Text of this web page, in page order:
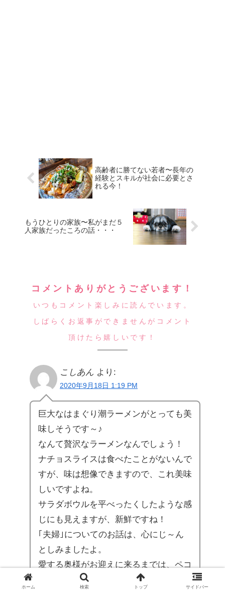
高齢者に勝てない若者〜長年の
経験とスキルが社会に必要とさ
れる今！
もうひとりの家族〜私がまだ５
人家族だったころの話・・・
コメントありがとうございます！
いつもコメント楽しみに読んでいます。
しばらくお返事ができませんがコメント
頂けたら嬉しいです！
こしあん より:
2020年9月18日 1:19 PM
巨大なはまぐり潮ラーメンがとっても美
味しそうです～♪
なんて贅沢なラーメンなんでしょう！
ナチョスライスは食べたことがないんで
すが、味は想像できますので、これ美味
しいですよね。
サラダボウルを平べったくしたような感
じにも見えますが、新鮮ですね！
｢夫婦｣についてのお話は、心にじ～ん
としみましたよ。
愛する奥様がお迎えに来るまでは、ペコ
リーノさん、お薬飲んで頑張ってくださ
ホーム 検索 トップ サイドバー